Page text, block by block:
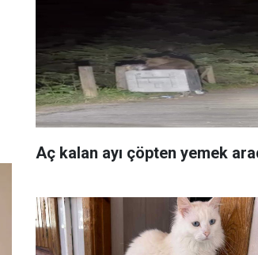
Aç kalan ayı çöpten yemek